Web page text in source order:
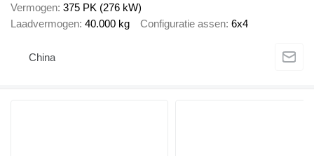
Vermogen 375 PK (276 kW)
Laadvermogen 40.000 kg Configuratie assen 6x4
China